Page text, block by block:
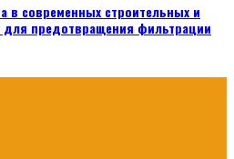
в современных строительных и
для предотвращения фильтрации